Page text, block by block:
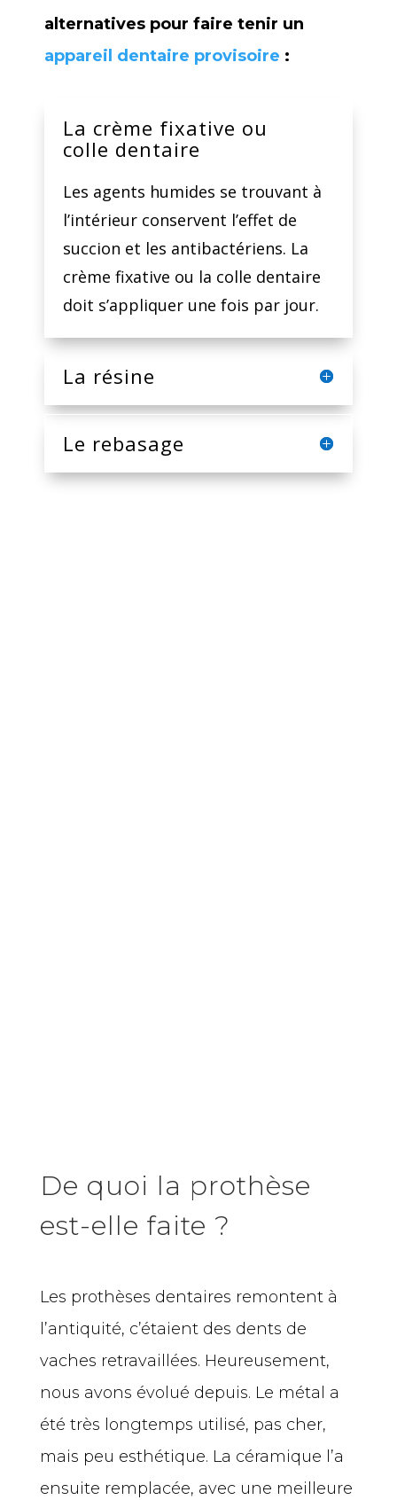
alternatives pour faire tenir un
appareil dentaire provisoire :
La crème fixative ou
colle dentaire
Les agents humides se trouvant à
l’intérieur conservent l’effet de
succion et les antibactériens. La
crème fixative ou la colle dentaire
doit s’appliquer une fois par jour.
La résine
Le rebasage
De quoi la prothèse
est-elle faite ?
Les prothèses dentaires remontent à
l’antiquité, c’étaient des dents de
vaches retravaillées. Heureusement,
nous avons évolué depuis. Le métal a
été très longtemps utilisé, pas cher,
mais peu esthétique. La céramique l’a
ensuite remplacée, avec une meilleure